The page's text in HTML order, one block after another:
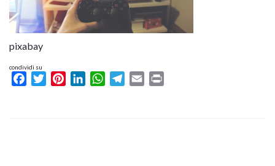
pixabay
condividi su
FacebookTwitterPinterestLinkedInWhatsAppTelegram
Email